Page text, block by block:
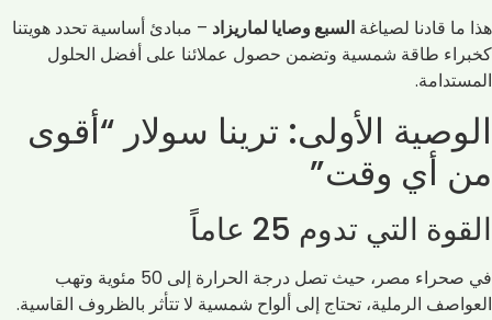
هذا ما قادنا لصياغة السبع وصايا لماريزاد – مبادئ أساسية تحدد هويتنا
كخبراء طاقة شمسية وتضمن حصول عملائنا على أفضل الحلول
المستدامة.
الوصية الأولى: ترينا سولار “أقوى
من أي وقت”
القوة التي تدوم 25 عاماً
في صحراء مصر، حيث تصل درجة الحرارة إلى 50 مئوية وتهب
العواصف الرملية، تحتاج إلى ألواح شمسية لا تتأثر بالظروف القاسية.